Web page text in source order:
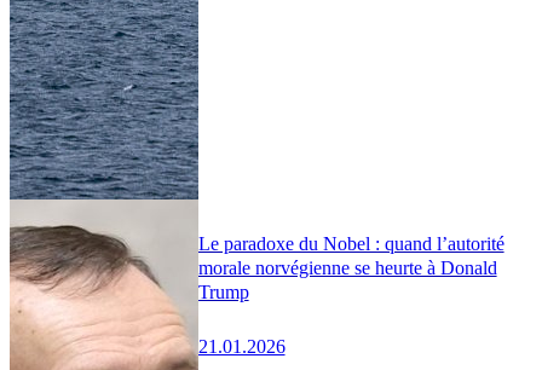
Le paradoxe du Nobel : quand l’autorité
morale norvégienne se heurte à Donald
Trump
21.01.2026